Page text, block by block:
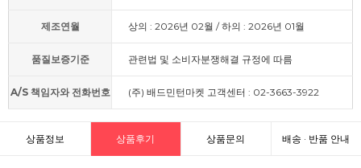
제조연월 상의 : 2026년 02월 / 하의 : 2026년 01월
품질보증기준 관련법 및 소비자분쟁해결 규정에 따름
A/S 책임자와 전화번호 (주) 배드민턴마켓 고객센터 : 02-3663-3922
상품정보 상품후기 상품문의 배송 · 반품 안내